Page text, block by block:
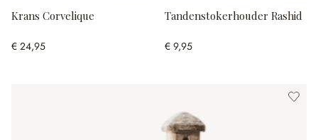
Krans Corvelique
€ 24,95
Tandenstokerhouder Rashid
€ 9,95